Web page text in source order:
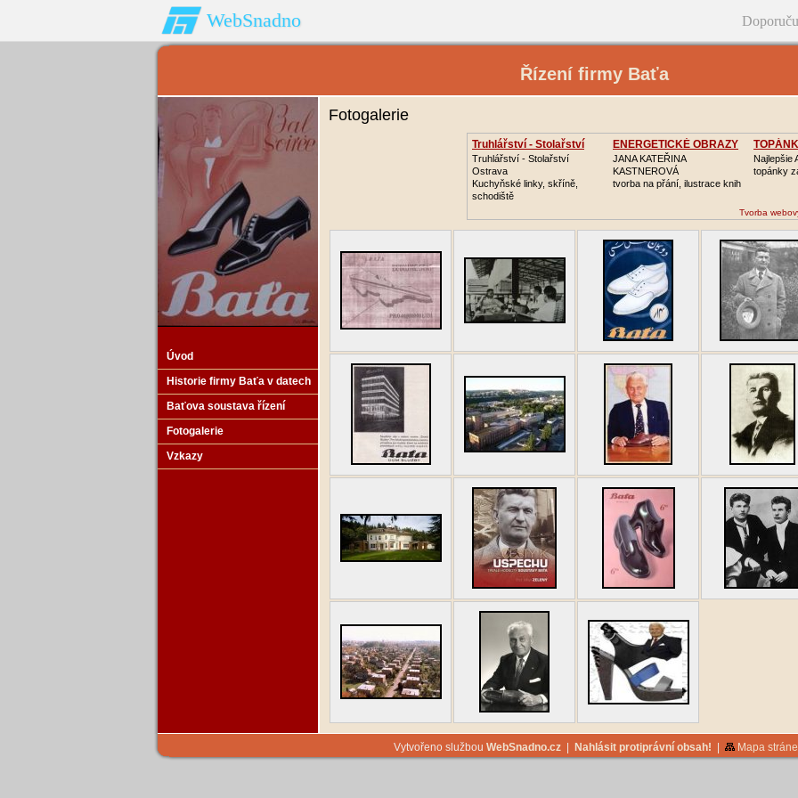
WebSnadno
Řízení firmy Baťa
Úvod
Historie firmy Baťa v datech
Baťova soustava řízení
Fotogalerie
Vzkazy
Fotogalerie
Truhlářství - Stolařství
Truhlářství - Stolařství
Ostrava
Kuchyňské linky, skříně,
schodiště
ENERGETICKÉ OBRAZY
JANA KATEŘINA
KASTNEROVÁ
tvorba na přání, ilustrace knih
Najlepšie
topánky
Tvorba
Vytvořeno službou WebSnadno.cz Nahlásit protiprávní obsah! Mapa